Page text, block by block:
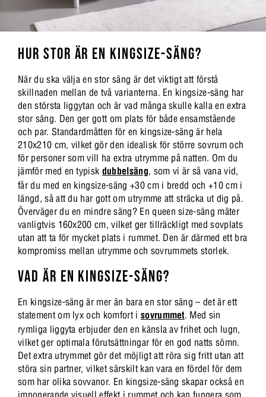
HUR STOR ÄR EN KINGSIZE-SÄNG?
När du ska välja en stor säng är det viktigt att förstå
skillnaden mellan de två varianterna. En kingsize-säng har
den största liggytan och är vad många skulle kalla en extra
stor säng. Den ger gott om plats för både ensamstående
och par. Standardmåtten för en kingsize-säng är hela
210x210 cm, vilket gör den idealisk för större sovrum och
för personer som vill ha extra utrymme på natten. Om du
jämför med en typisk dubbelsäng, som vi är så vana vid,
får du med en kingsize-säng +30 cm i bredd och +10 cm i
längd, så att du har gott om utrymme att sträcka ut dig på.
Överväger du en mindre säng? En queen size-säng mäter
vanligtvis 160x200 cm, vilket ger tillräckligt med sovplats
utan att ta för mycket plats i rummet. Den är därmed ett bra
kompromiss mellan utrymme och sovrummets storlek.
VAD ÄR EN KINGSIZE-SÄNG?
En kingsize-säng är mer än bara en stor säng – det är ett
statement om lyx och komfort i sovrummet. Med sin
rymliga liggyta erbjuder den en känsla av frihet och lugn,
vilket ger optimala förutsättningar för en god natts sömn.
Det extra utrymmet gör det möjligt att röra sig fritt utan att
störa sin partner, vilket särskilt kan vara en fördel för dem
som har olika sovvanor. En kingsize-säng skapar också en
imponerande visuell effekt i rummet och kan fungera som